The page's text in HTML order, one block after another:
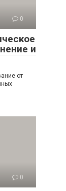
0
и
от
0